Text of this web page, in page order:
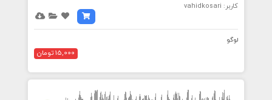
کاربر: vahidkosari
لوگو
15,000 تومان